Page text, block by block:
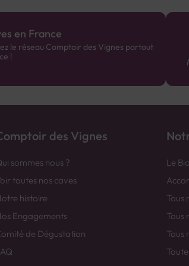
en France
le réseau Comptoir des Vignes partout
!
des Vignes
sommes nous ?
toutes nos caves
histoire
Engagements
de Dégustation
Le Bio
Tous
Tous
Tous